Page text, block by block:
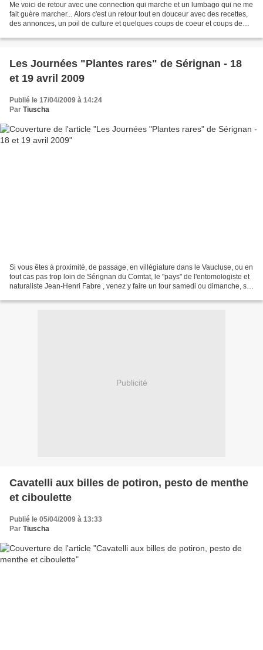
Me voici de retour avec une connection qui marche et un lumbago qui ne me
fait guère marcher... Alors c'est un retour tout en douceur avec des recettes,
des annonces, un poil de culture et quelques coups de coeur et coups de
Les Journées "Plantes rares" de Sérignan - 18
et 19 avril 2009
Publié le 17/04/2009 à 14:24
Par Tiuscha
Si vous êtes à proximité, de passage, en villégiature dans le Vaucluse, ou en
tout cas pas trop loin de Sérignan du Comtat, le "pays" de l'entomologiste et
naturaliste Jean-Henri Fabre , venez y faire un tour samedi ou dimanche, s'y
Publicité
Cavatelli aux billes de potiron, pesto de menthe
et ciboulette
Publié le 05/04/2009 à 13:33
Par Tiuscha